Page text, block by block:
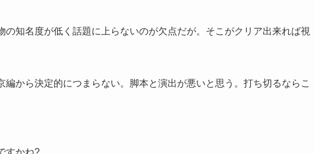
の知名度が低く話題に上らないのが欠点だが。そこがクリア出来れば視
から決定的につまらない。脚本と演出が悪いと思う。打ち切るならこ
すかね?